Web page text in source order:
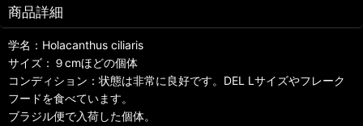
商品詳細
学名：Holacanthus ciliaris
サイズ：９cmほどの個体
コンディション：状態は非常に良好です。DEL Lサイズやフレーク
フードを食べています。
ブラジル便で入荷した個体。